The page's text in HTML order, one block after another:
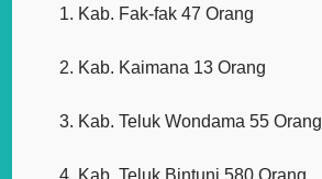
Kab. Fak-fak 47 Orang
Kab. Kaimana 13 Orang
Kab. Teluk Wondama 55 Orang
Kab. Teluk Bintuni 580 Orang